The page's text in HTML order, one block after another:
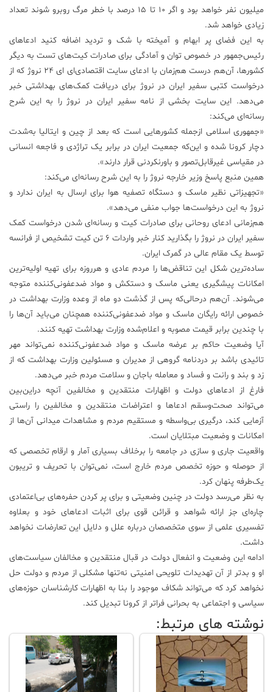
میلیون نفر خواهد بود و اگر ۱۰ تا ۱۵ درصد با خطر مرگ روبرو شوند تعداد
زیادی خواهد شد.
به این فضای پر ابهام و آمیخته با شک و تردید اضافه کنید ادعاهای
رئیس‌جمهور در خصوص توان و آمادگی برای صادرات کیت‌های تست به دیگر
کشورها، آن‌هم درست هم‌زمان با ادعای سایت اقتصادی‌ای ای ۲۴ نروژ که از
درخواست کتبی سفیر ایران در نروژ برای دریافت کمک‌های بهداشتی خبر
می‌دهد. این سایت بخشی از نامه سفیر ایران در نروژ را به این شرح
رسانه‌ای می‌کند:
«جمهوری اسلامی ازجمله کشورهایی است که بعد از چین و ایتالیا به‌شدت
دچار کرونا شده و این‌که جمعیت ایران در برابر یک تراژدی و فاجعه انسانی
در مقیاسی غیرقابل‌تصور و باورنکردنی قرار دارند».
همین منبع پاسخ وزیر خارجه نروژ را به این شرح رسانه‌ای می‌کند:
«تجهیزاتی نظیر ماسک و دستگاه تصفیه هوا برای ارسال به ایران ندارد و
نروژ به این درخواست‌ها جواب منفی می‌دهد».
هم‌زمانی ادعای روحانی برای صادرات کیت و رسانه‌ای شدن درخواست کمک
سفیر ایران در نروژ را بگذارید کنار خبر واردات ۶ تن کیت تشخیص از فرانسه
توسط یک مقام عالی در گمرک ایران.
ساده‌ترین شکل این تناقض‌ها را مردم عادی و هرروزه برای تهیه اولیه‌ترین
امکانات پیشگیری یعنی ماسک و دستکش و مواد ضدعفونی‌کننده متوجه
می‌شوند. آن‌هم درحالی‌که پس از گذشت دو ماه از وعده وزارت بهداشت در
خصوص ارائه رایگان ماسک و مواد ضدعفونی‌کننده همچنان می‌باید آن‌ها را
با چندین برابر قیمت مصوبه و اعلام‌شده وزارت بهداشت تهیه کنند.
آیا وضعیت حاکم بر عرضه ماسک و مواد ضدعفونی‌کننده نمی‌تواند مهر
تائیدی باشد بر دردنامه گروهی از مدیران و مسئولین وزارت بهداشت که از
زد و بند و رانت و فساد و معامله باجان و سلامت مردم خبر می‌دهد.
فارغ از ادعاهای دولت و اظهارات منتقدین و مخالفین آنچه دراین‌بین
می‌تواند صحت‌وسقم ادعاها و اعتراضات منتقدین و مخالفین را راستی
آزمایی کند، درگیری بی‌واسطه و مستقیم مردم و مشاهدات میدانی آن‌ها از
امکانات و وضعیت مبتلایان است.
واقعیت جاری و سازی در جامعه را برخلاف بسیاری آمار و ارقام تخصصی که
از حوصله و حوزه تخصص مردم خارج است، نمی‌توان با تحریف و تریبون
یک‌طرفه پنهان کرد.
به نظر می‌رسد دولت در چنین وضعیتی و برای پر کردن حفره‌های بی‌اعتمادی
چاره‌ای جز ارائه شواهد و قرائن قوی برای اثبات ادعاهای خود و بعلاوه
تفسیری علمی از سوی متخصصان درباره علل و دلایل این تعارضات نخواهد
داشت.
ادامه این وضعیت و انفعال دولت در قبال منتقدین و مخالفان سیاست‌های
او و بدتر از آن تهدیدات تلویحی امنیتی نه‌تنها مشکلی از مردم و دولت حل
نخواهد کرد که می‌تواند شکاف موجود را بنا به اظهارات کارشناسان حوزه‌های
سیاسی و اجتماعی به بحرانی فراتر از کرونا تبدیل کند.
نوشته های مرتبط: